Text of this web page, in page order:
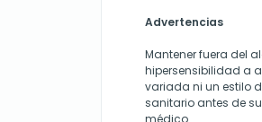
Advertencias
Mantener fuera del
hipersensibilidad a
variada ni un estilo
sanitario antes de
médico.